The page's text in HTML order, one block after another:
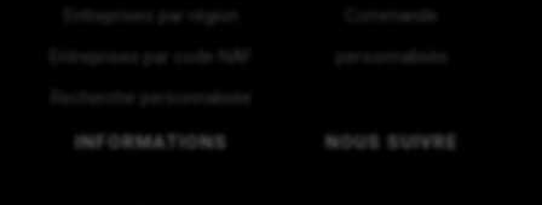
Entreprises par région
Entreprises par code NAF
Recherche personnalisée
Commande
personnalisée
INFORMATIONS NOUS SUIVRE